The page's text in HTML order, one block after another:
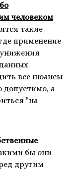
человеком
такие
применение
все нюансы
допустимо, а
"на
бы они
другим